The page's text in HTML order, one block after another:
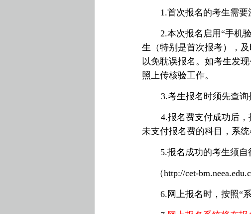
1.首次报名的考生需要
2.本次报名启用“手机
生（特别是首次报考），
以免耽误报名。如考生发
照上传核验工作。
3.考生报名时须先查询
4.报名费支付成功后
未支付报名费的科目，系统
5.报名成功的考生须
（http://cet-
6. 网上报名时，按照“